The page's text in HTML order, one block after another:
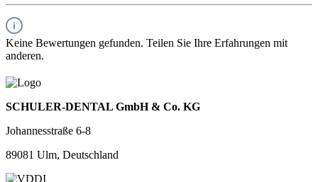
Keine Bewertungen gefunden. Teilen Sie Ihre Erfahrungen mit
anderen.
SCHULER-DENTAL GmbH & Co. KG
Johannesstraße 6-8
89081 Ulm, Deutschland